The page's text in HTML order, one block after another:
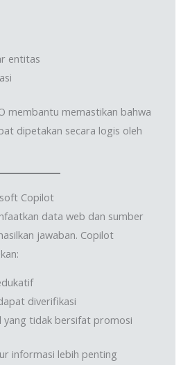
entitas
membantu memastikan bahwa
dipetakan secara logis oleh
Copilot
data web dan sumber
jawaban. Copilot
diverifikasi
yang tidak bersifat promosi
informasi lebih penting